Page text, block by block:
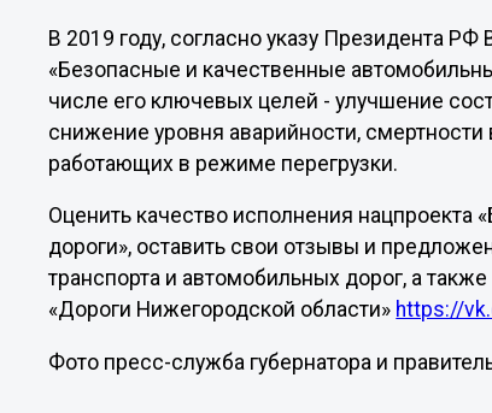
В 2019 году, согласно указу Президента
«Безопасные и качественные
числе его ключевых целей - улучшение
снижение уровня аварийности,
работающих в режиме перегрузки.
Оценить качество исполнения
дороги», оставить свои отзывы и
транспорта и автомобильных дорог, а
«Дороги Нижегородской области» https://
Фото пресс-служба губернатора и